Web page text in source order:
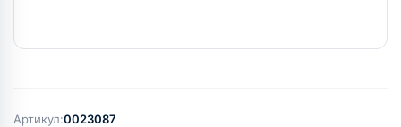
Артикул:0023087